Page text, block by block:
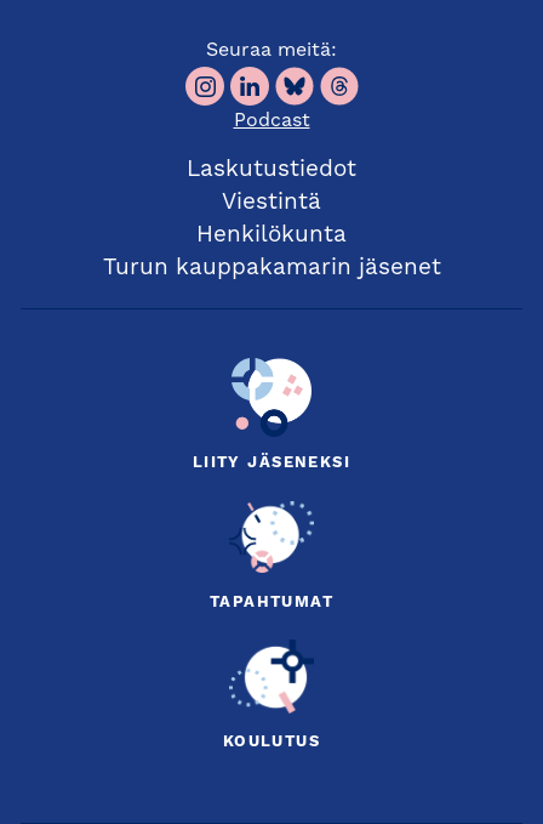
Seuraa meitä:
Podcast
Laskutustiedot
Viestintä
Henkilökunta
Turun kauppakamarin jäsenet
LIITY JÄSENEKSI
TAPAHTUMAT
KOULUTUS